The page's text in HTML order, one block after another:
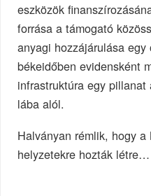
eszközök
forrása a támogató
anyagi hozzájárulása
békeidőben evidensként
infrastruktúra egy
lába alól.
Halványan rémlik, hogy
helyzetekre hozták létre…